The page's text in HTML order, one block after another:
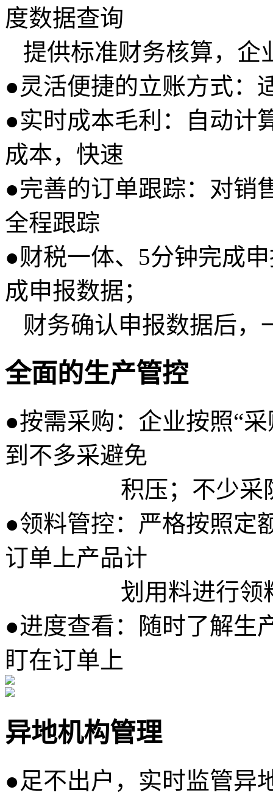
度数据查询
提供标准财务核算，企
●灵活便捷的立账方式：
●实时成本毛利：自动计
成本，快速
●完善的订单跟踪：对销
全程跟踪
●财税一体、5分钟完成
成申报数据；
财务确认申报数据后，
全面的生产管控
●按需采购：企业按照“
到不多采避免
积压；不少采防
●领料管控：严格按照定
订单上产品计
划用料进行领料，
●进度查看：随时了解生
盯在订单上
异地机构管理
●足不出户，实时监管异